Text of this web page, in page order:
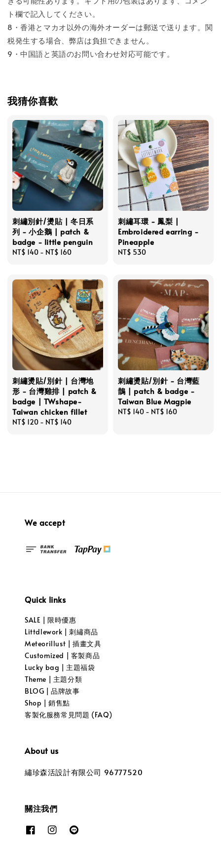
ト欄で記入してください。
8・香港とマカオ以外の海外オーダーは郵送で送ります。関
税発生する場合、弊店は負担できません。
9・中国語と英語のお問い合わせ対応可能です。
我猜你喜歡
刺繡別針/燙貼 | 冬日系
列 - 小企鵝 | patch &
badge - little penguin
Regular
NT$ 140 - NT$ 160
刺繡耳環 - 鳳梨 |
Embroidered earring -
Pineapple
Regular
NT$ 530
刺繡燙貼/別針 | 台灣地
形 - 台灣雞排 | patch &
badge | TWshape-
Taiwan chicken fillet
Regular
NT$ 120 - NT$ 140
刺繡燙貼/別針 - 台灣藍
鵲 | patch & badge -
Taiwan Blue Magpie
Regular
NT$ 140 - NT$ 160
We accept
Quick links
SALE | 限時優惠
Littdlework | 刺繡商品
Meteorillust | 插畫文具
Customized | 客製商品
Lucky bag | 主題福袋
Theme | 主題分類
BLOG | 品牌故事
Shop | 銷售點
客製化服務常見問題 (FAQ)
About us
繡珍森活設計有限公司 96777520
關注我們